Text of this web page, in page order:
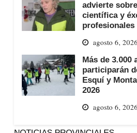
advierte
científica y
profesionales
agosto 6, 2026
Más de 3.000
participarán
Esquí y
2026
agosto 6, 2026